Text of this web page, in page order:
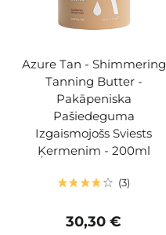
Azure Tan - Shimmering
Tanning Butter -
Pakāpeniska
Pašiedeguma
Izgaismojošs Sviests
Ķermenim - 200ml
3
30,30 €